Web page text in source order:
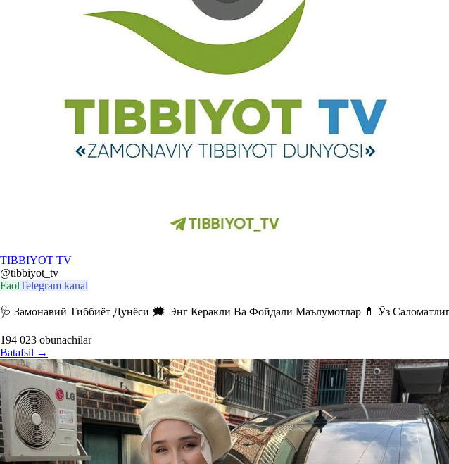
TIBBIYOT TV
@tibbiyot_tv
FaolTelegram kanal
🩺 Замонавий Тиббиёт Дунёси 🗯 Энг Керакли Ва Фойдали Маълумотлар 💊 Ўз
194 023 obunachilar
Batafsil →